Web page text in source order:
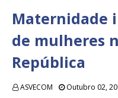
Maternidade
de mulheres
República
ASVECOM Outubro 02,